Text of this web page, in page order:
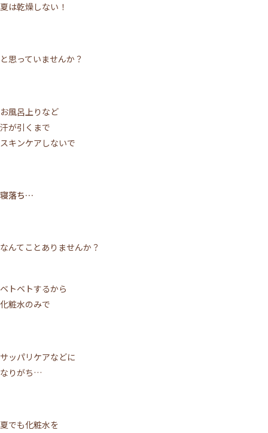
夏は乾燥しない！
と思っていませんか？
お風呂上りなど
汗が引くまで
スキンケアしないで
寝落ち…
なんてことありませんか？
ベトベトするから
化粧水のみで
サッパリケアなどに
なりがち…
夏でも化粧水を